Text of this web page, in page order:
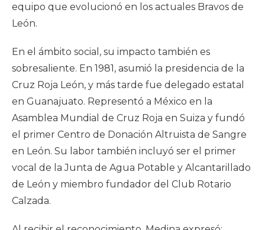
equipo que evolucionó en los actuales Bravos de
León.
En el ámbito social, su impacto también es
sobresaliente. En 1981, asumió la presidencia de la
Cruz Roja León, y más tarde fue delegado estatal
en Guanajuato. Representó a México en la
Asamblea Mundial de Cruz Roja en Suiza y fundó
el primer Centro de Donación Altruista de Sangre
en León. Su labor también incluyó ser el primer
vocal de la Junta de Agua Potable y Alcantarillado
de León y miembro fundador del Club Rotario
Calzada.